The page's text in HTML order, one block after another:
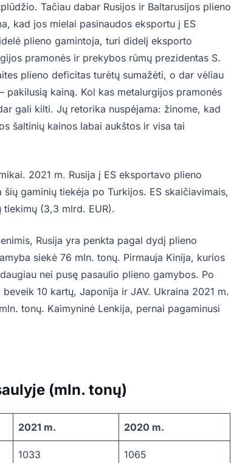
Tačiau dabar Rusijos ir Baltarusijos plieno
kad jos mielai pasinaudos eksportu į ES
plieno gamintoja, turi didelį eksporto
pramonės ir prekybos rūmų prezidentas S.
plieno deficitas turėtų sumažėti, o dar vėliau
pakilusią kainą. Kol kas metalurgijos pramonės
gali kilti. Jų retorika nuspėjama: žinome, kad
šaltinių kainos labai aukštos ir visa tai
2021 m. Rusija į ES eksportavo plieno
gaminių tiekėja po Turkijos. ES skaičiavimais,
(3,3 mlrd. EUR).
Rusija yra penkta pagal dydį plieno
siekė 76 mln. tonų. Pirmauja Kinija, kurios
nei pusę pasaulio plieno gamybos. Po
10 kartų, Japonija ir JAV. Ukraina 2021 m.
tonų. Kaimyninė Lenkija, pernai pagaminusi
(mln. tonų)
2021 m. 2020 m.
1033 1065